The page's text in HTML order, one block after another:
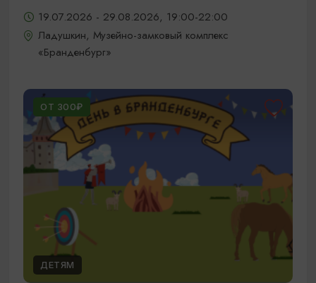
19.07.2026 - 29.08.2026, 19:00-22:00
Ладушкин, Музейно-замковый комплекс
«Бранденбург»
ОТ 300₽
ДЕТЯМ